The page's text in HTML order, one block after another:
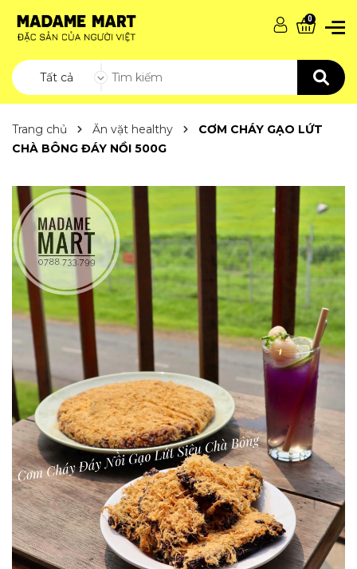
Tất cả
0
Trang chủ Ăn vặt healthy
CƠM CHÁY GẠO LỨT
CHÀ BÔNG ĐÁY NỒI 500G